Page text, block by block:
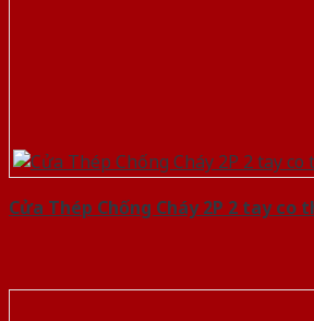
Cửa Thép Chống Cháy 2P 2 tay co